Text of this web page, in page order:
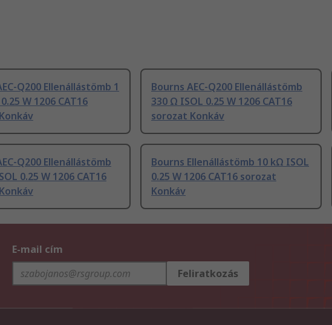
Q200 Ellenállástömb 1
W 1206 CAT16
Bourns AEC-Q200 Ellenállástömb
330 Ω ISOL 0.25 W 1206 CAT16
sorozat Konkáv
Q200 Ellenállástömb
0.25 W 1206 CAT16
Bourns Ellenállástömb 10 kΩ ISOL
0.25 W 1206 CAT16 sorozat
Konkáv
E-mail cím
Feliratkozás